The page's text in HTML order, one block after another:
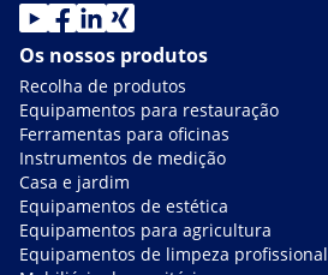
Os nossos produtos
Recolha de produtos
Equipamentos para restauração
Ferramentas para oficinas
Instrumentos de medição
Casa e jardim
Equipamentos de estética
Equipamentos para agricultura
Equipamentos de limpeza profissional